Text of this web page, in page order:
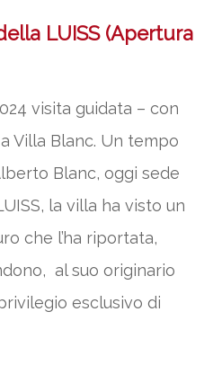
LUISS (Apertura
visita guidata – con
Villa Blanc. Un tempo
Blanc, oggi sede
la villa ha visto un
che l’ha riportata,
al suo originario
esclusivo di